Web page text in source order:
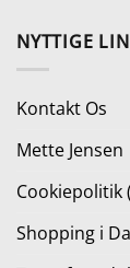
NYTTIGE
Kontakt Os
Mette Jensen
Cookiepolitik
Shopping i